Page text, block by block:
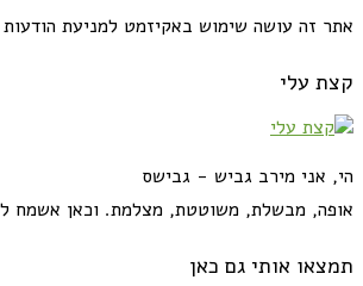
אתר זה עושה שימוש באקיזמט למניעת
קצת עלי
הי, אני מירב גביש - גבישס
אופה, מבשלת, משוטטת, מצלמת. וכאן אשמח
תמצאו אותי גם כאן